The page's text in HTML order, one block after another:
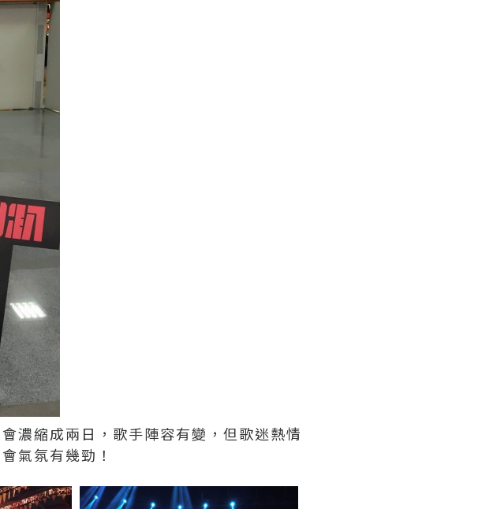
濃縮成兩日，歌手陣容有變，但歌迷熱情
氣氛有幾勁！